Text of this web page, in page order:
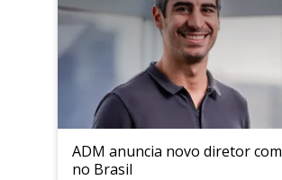
ADM anuncia novo diretor
no Brasil